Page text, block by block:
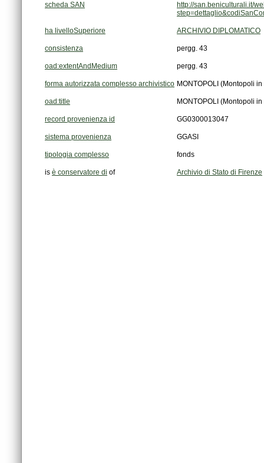
scheda SAN
ha livelloSuperiore ARCHIVIO DIPLOMATICO
consistenza pergg. 43
oad:extentAndMedium pergg. 43
forma autorizzata complesso archivistico MONTOPOLI (Montopoli
oad:title MONTOPOLI (Montopoli
record provenienza id GG0300013047
sistema provenienza GGASI
tipologia complesso fonds
is è conservatore di of Archivio di Stato di Firenze